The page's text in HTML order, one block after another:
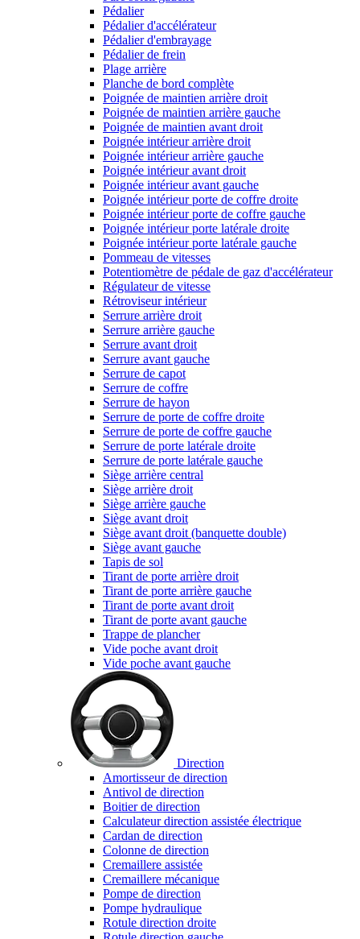
Pédalier
Pédalier d'accélérateur
Pédalier d'embrayage
Pédalier de frein
Plage arrière
Planche de bord complète
Poignée de maintien arrière droit
Poignée de maintien arrière gauche
Poignée de maintien avant droit
Poignée intérieur arrière droit
Poignée intérieur arrière gauche
Poignée intérieur avant droit
Poignée intérieur avant gauche
Poignée intérieur porte de coffre droite
Poignée intérieur porte de coffre gauche
Poignée intérieur porte latérale droite
Poignée intérieur porte latérale gauche
Pommeau de vitesses
Potentiomètre de pédale de gaz d'accélérateur
Régulateur de vitesse
Rétroviseur intérieur
Serrure arrière droit
Serrure arrière gauche
Serrure avant droit
Serrure avant gauche
Serrure de capot
Serrure de coffre
Serrure de hayon
Serrure de porte de coffre droite
Serrure de porte de coffre gauche
Serrure de porte latérale droite
Serrure de porte latérale gauche
Siège arrière central
Siège arrière droit
Siège arrière gauche
Siège avant droit
Siège avant droit (banquette double)
Siège avant gauche
Tapis de sol
Tirant de porte arrière droit
Tirant de porte arrière gauche
Tirant de porte avant droit
Tirant de porte avant gauche
Trappe de plancher
Vide poche avant droit
Vide poche avant gauche
Direction
Amortisseur de direction
Antivol de direction
Boitier de direction
Calculateur direction assistée électrique
Cardan de direction
Colonne de direction
Cremaillere assistée
Cremaillere mécanique
Pompe de direction
Pompe hydraulique
Rotule direction droite